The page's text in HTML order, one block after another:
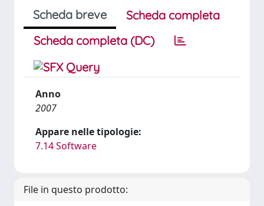
Scheda breve
Scheda completa
Scheda completa (DC)
Anno
2007
Appare nelle tipologie:
7.14 Software
File in questo prodotto: